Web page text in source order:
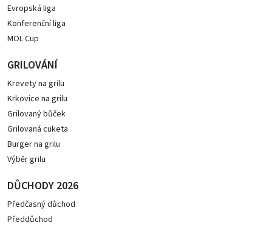
Evropská liga
Konferenční liga
MOL Cup
GRILOVÁNÍ
Krevety na grilu
Krkovice na grilu
Grilovaný bůček
Grilovaná cuketa
Burger na grilu
Výběr grilu
DŮCHODY 2026
Předčasný důchod
Předdůchod